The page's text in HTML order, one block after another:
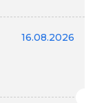
16.08.2026